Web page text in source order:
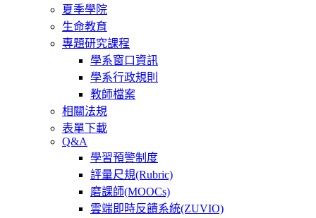
夏季學院
生命教育
專題研究課程
學系窗口資訊
學系行政規則
教師檔案
相關法規
表單下載
Q&A
學習預警制度
評量尺規(Rubric)
磨課師(MOOCs)
雲端即時反饋系統(ZUVIO)